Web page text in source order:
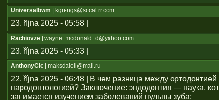
Universalbwm | kgrengs@socal.rr.com
23. října 2025 - 05:58 |
Rachiovze | wayne_mcdonald_d@yahoo.com
23. října 2025 - 05:33 |
AnthonyCic | maksdaloli@mail.ru
22. října 2025 - 06:48 | В чем разница между ортодонтией
пародонтологией? Заключение: эндодонтия — наука,
занимается изучением заболеваний пульпы зуба;